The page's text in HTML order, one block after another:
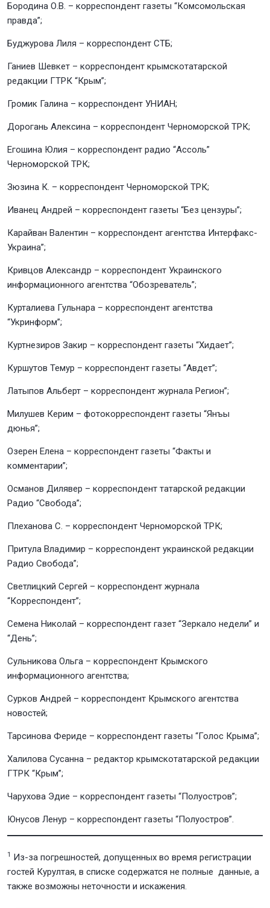
Бородина О.В. – корреспондент газеты “Комсомольская
правда”;
Буджурова Лиля – корреспондент СТБ;
Ганиев Шевкет – корреспондент крымскотатарской
редакции ГТРК “Крым”;
Громик Галина – корреспондент УНИАН;
Дорогань Алексина – корреспондент Черноморской ТРК;
Егошина Юлия – корреспондент радио “Ассоль”
Черноморской ТРК;
Зюзина К. – корреспондент Черноморской ТРК;
Иванец Андрей – корреспондент газеты “Без цензуры”;
Карайван Валентин – корреспондент агентства Интерфакс-
Украина”;
Кривцов Александр – корреспондент Украинского
информационного агентства “Обозреватель”;
Курталиева Гульнара – корреспондент агентства
“Укринформ”;
Куртнезиров Закир – корреспондент газеты “Хидает”;
Куршутов Темур – корреспондент газеты “Авдет”;
Латыпов Альберт – корреспондент журнала Регион”;
Милушев Керим – фотокорреспондент газеты “Янъы
дюнья”;
Озерен Елена – корреспондент газеты “Факты и
комментарии”;
Османов Дилявер – корреспондент татарской редакции
Радио “Свобода”;
Плеханова С. – корреспондент Черноморской ТРК;
Притула Владимир – корреспондент украинской редакции
Радио Свобода”;
Светлицкий Сергей – корреспондент журнала
“Корреспондент”;
Семена Николай – корреспондент газет “Зеркало недели” и
“День”;
Сульникова Ольга – корреспондент Крымского
информационного агентства;
Сурков Андрей – корреспондент Крымского агентства
новостей;
Тарсинова Фериде – корреспондент газеты “Голос Крыма”;
Халилова Сусанна – редактор крымскотатарской редакции
ГТРК “Крым”;
Чарухова Эдие – корреспондент газеты “Полуостров”;
Юнусов Ленур – корреспондент газеты “Полуостров”.
1 Из-за погрешностей, допущенных во время регистрации
гостей Курултая, в списке содержатся не полные данные, а
также возможны неточности и искажения.